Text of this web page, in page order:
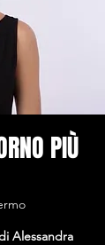
PIÙ
Alessandra